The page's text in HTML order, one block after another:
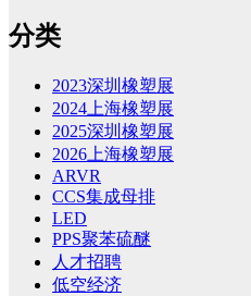
分类
2023深圳橡塑展
2024上海橡塑展
2025深圳橡塑展
2026上海橡塑展
ARVR
CCS集成母排
LED
PPS聚苯硫醚
人才招聘
低空经济